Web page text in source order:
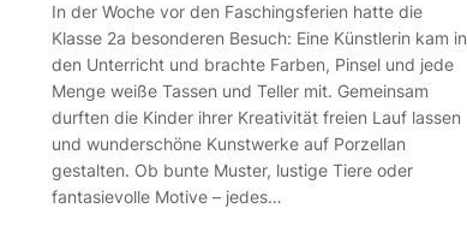
In der Woche vor den Faschingsferien hatte die
Klasse 2a besonderen Besuch: Eine Künstlerin kam in
den Unterricht und brachte Farben, Pinsel und jede
Menge weiße Tassen und Teller mit. Gemeinsam
durften die Kinder ihrer Kreativität freien Lauf lassen
und wunderschöne Kunstwerke auf Porzellan
gestalten. Ob bunte Muster, lustige Tiere oder
fantasievolle Motive – jedes…